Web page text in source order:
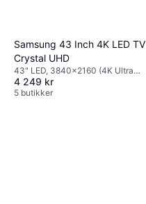
Samsung 43 Inch 4K LED TV
Crystal UHD
43" LED, 3840x2160 (4K Ultra
HD), Smart TV
4 249 kr
5 butikker